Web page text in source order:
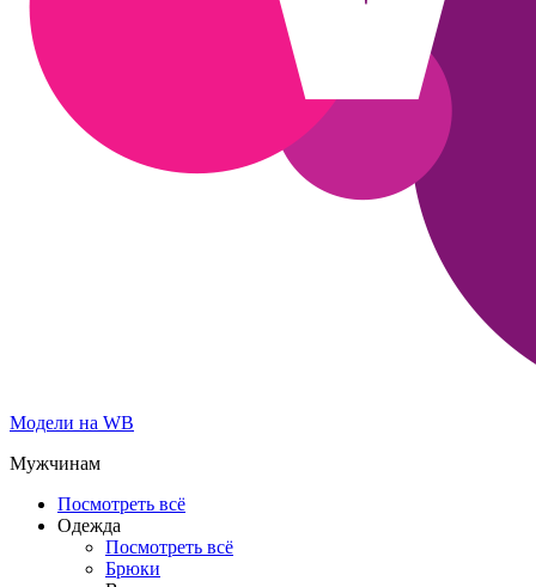
Модели на WB
Мужчинам
Посмотреть всё
Одежда
Посмотреть всё
Брюки